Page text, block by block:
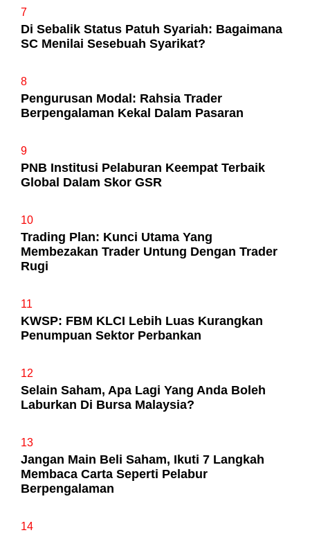
7
Di Sebalik Status Patuh Syariah: Bagaimana
SC Menilai Sesebuah Syarikat?
8
Pengurusan Modal: Rahsia Trader
Berpengalaman Kekal Dalam Pasaran
9
PNB Institusi Pelaburan Keempat Terbaik
Global Dalam Skor GSR
10
Trading Plan: Kunci Utama Yang
Membezakan Trader Untung Dengan Trader
Rugi
11
KWSP: FBM KLCI Lebih Luas Kurangkan
Penumpuan Sektor Perbankan
12
Selain Saham, Apa Lagi Yang Anda Boleh
Laburkan Di Bursa Malaysia?
13
Jangan Main Beli Saham, Ikuti 7 Langkah
Membaca Carta Seperti Pelabur
Berpengalaman
14